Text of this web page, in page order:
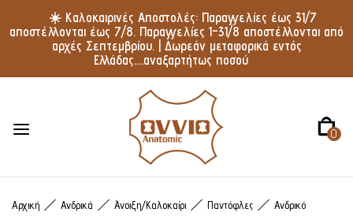
☀️ Καλοκαιρινές Αποστολές: Παραγγελίες έως 31/7
αποστέλλονται έως 7/8. Παραγγελίες 1–31/8 αποστέλλονται από
αρχές Σεπτεμβρίου. | Δωρεάν μεταφορικά εντός
Ελλάδας....αναξαρτήτως ποσού
0
Αρχική Ανδρικά Άνοιξη/Καλοκαίρι Παντόφλες
Ανδρικό